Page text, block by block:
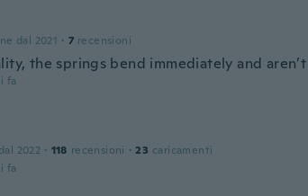
dal 2021 · 7 recensioni
the springs bend immediately and
fa
2022 · 118 recensioni · 23 caricamenti
fa